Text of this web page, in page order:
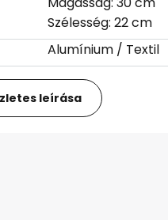
Szélesség: 22 cm
Alumínium / Textil
leírása